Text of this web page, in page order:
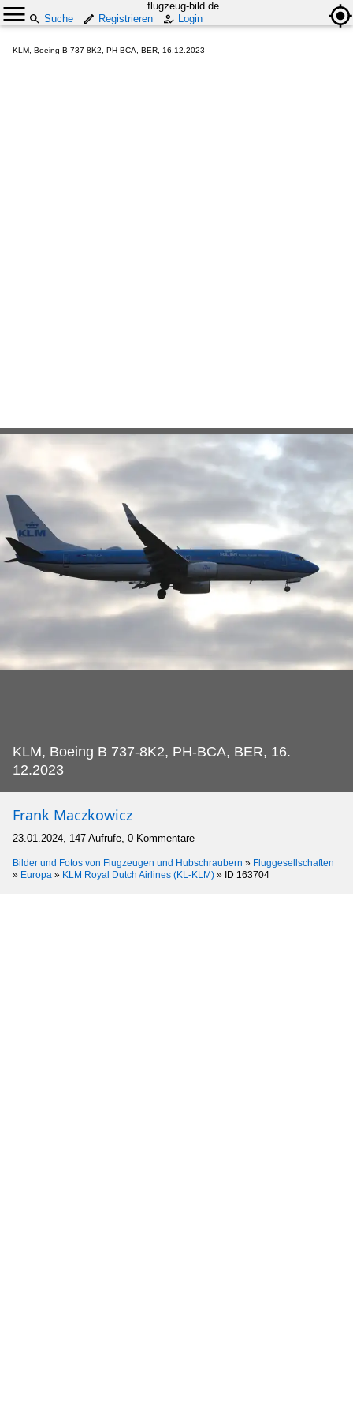
flugzeug-bild.de
Suche
Registrieren Login
KLM, Boeing B 737-8K2, PH-BCA, BER, 16.12.2023
KLM, Boeing B 737-8K2, PH-BCA, BER, 16.
12.2023
Frank Maczkowicz
23.01.2024, 147 Aufrufe, 0 Kommentare
Bilder und Fotos von Flugzeugen und Hubschraubern » Fluggesellschaften
» Europa » KLM Royal Dutch Airlines (KL-KLM) » ID 163704